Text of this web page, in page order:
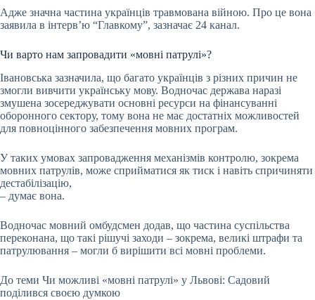
Адже значна частина українців травмована війною. Про це вона
заявила в інтерв’ю “Главкому”, зазначає 24 канал.
Чи варто нам запровадити «мовні патрулі»?
Івановська зазначила, що багато українців з різних причин не
змогли вивчити українську мову. Водночас держава наразі
змушена зосереджувати основні ресурси на фінансуванні
оборонного сектору, тому вона не має достатніх можливостей
для повноцінного забезпечення мовних програм.
У таких умовах запровадження механізмів контролю, зокрема
мовних патрулів, може сприйматися як тиск і навіть спричиняти
дестабілізацію,
– думає вона.
Водночас мовний омбудсмен додав, що частина суспільства
переконана, що такі рішучі заходи – зокрема, великі штрафи та
патрулювання – могли б вирішити всі мовні проблеми.
До теми Чи можливі «мовні патрулі» у Львові: Садовий
поділився своєю думкою